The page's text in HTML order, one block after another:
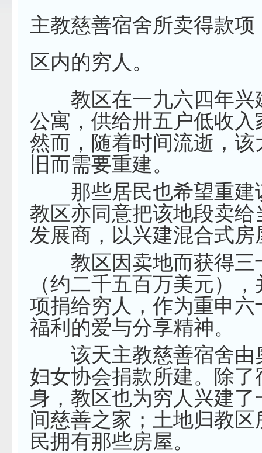
主教慈善宿舍所卖得款项
区内的穷人。
教区在一九六四年兴
公寓，供给卅五户低收入
然而，随着时间流逝，该
旧而需要重建。
那些居民也希望重建
教区亦同意把该地段卖给
发展商，以兴建混合式房
教区因卖地而获得三
（约二千五百万美元）
项捐给穷人，作为重申六
福利的爱与分享精神。
该天主教慈善宿舍由
妇女协会捐款所建。除了
身，教区也为穷人兴建了
间慈善之家；土地归教区
民拥有那些房屋。